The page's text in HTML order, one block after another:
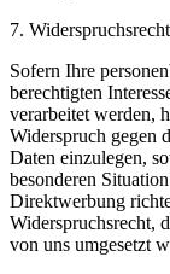
7. Widerspruchsrecht
Sofern Ihre
berechtigten
verarbeitet werden,
Widerspruch gegen
Daten einzulegen,
besonderen
Direktwerbung
Widerspruchsrecht,
von uns umgesetzt